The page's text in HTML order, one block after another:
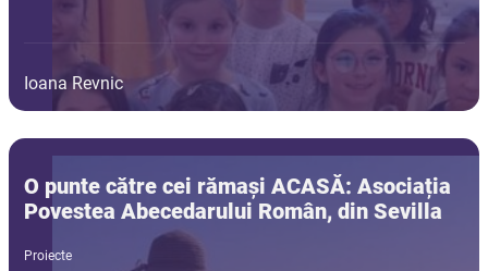
Ioana Revnic
O punte către cei rămași ACASĂ: Asociația
Povestea Abecedarului Român, din Sevilla
Proiecte